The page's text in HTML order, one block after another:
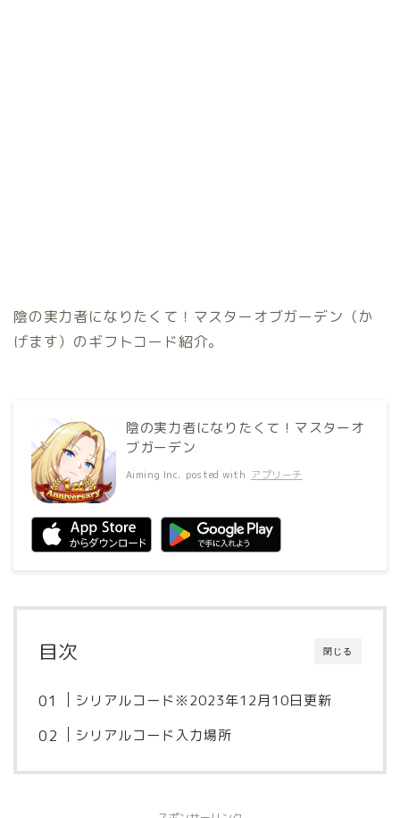
陰の実力者になりたくて！マスターオブガーデン（か
げます）のギフトコード紹介。
陰の実力者になりたくて！マスターオ
ブガーデン
Aiming Inc. posted with アプリーチ
閉じる
目次
シリアルコード※2023年12月10日更新
シリアルコード入力場所